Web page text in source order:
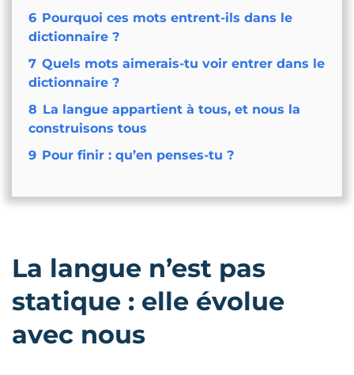
6 Pourquoi ces mots entrent-ils dans le
dictionnaire ?
7 Quels mots aimerais-tu voir entrer dans le
dictionnaire ?
8 La langue appartient à tous, et nous la
construisons tous
9 Pour finir : qu’en penses-tu ?
La langue n’est pas
statique : elle évolue
avec nous